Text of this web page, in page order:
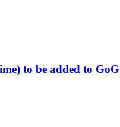
to be added to GoG